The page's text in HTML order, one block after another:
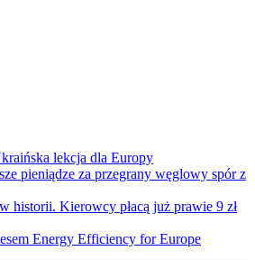
lekcja dla Europy
pieniądze za przegrany węglowy spór z
historii. Kierowcy płacą już prawie 9 zł
Energy Efficiency for Europe